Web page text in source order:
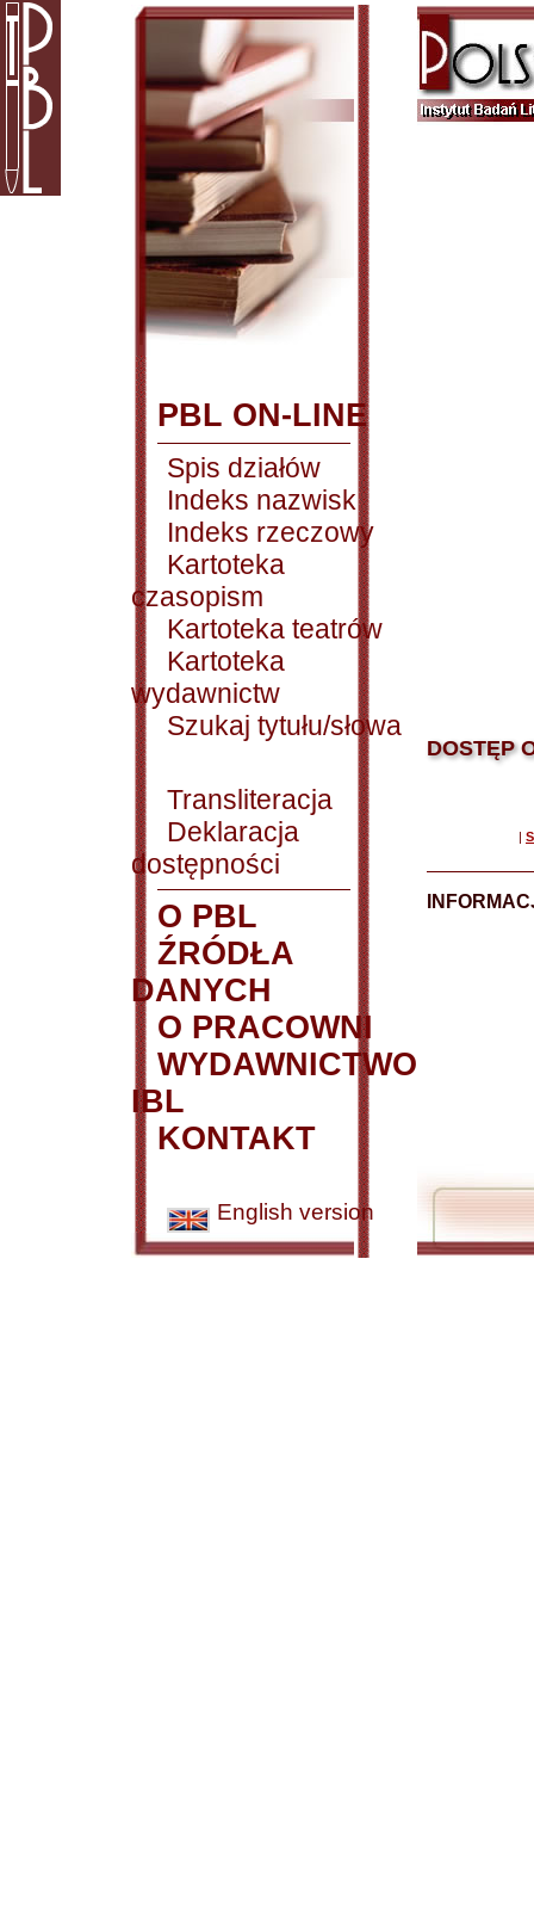
PBL ON-LINE
Spis działów
Indeks nazwisk
Indeks rzeczowy
Kartoteka
czasopism
Kartoteka teatrów
Kartoteka
wydawnictw
Szukaj tytułu/słowa
Transliteracja
Deklaracja
dostępności
O PBL
ŹRÓDŁA
DANYCH
O PRACOWNI
WYDAWNICTWO
IBL
KONTAKT
English version
DOSTĘP
|